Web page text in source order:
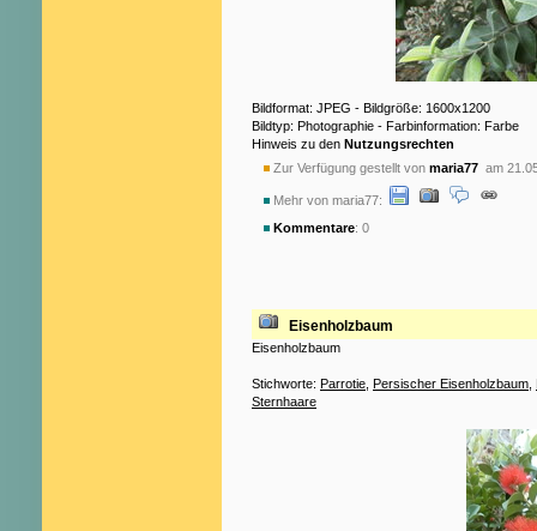
Bildformat: JPEG - Bildgröße: 1600x1200
Bildtyp: Photographie - Farbinformation: Farbe
Hinweis zu den Nutzungsrechten
Zur Verfügung gestellt von maria77 am
Mehr von maria77:
Kommentare: 0
Eisenholzbaum
Eisenholzbaum
Stichworte: Parrotie Persischer Eisenholzbaum
Sternhaare